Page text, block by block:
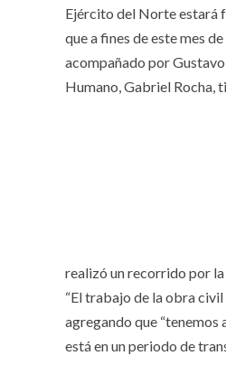
Ejército del Norte estará
que a fines de este mes
acompañado por
Humano, Gabriel Rocha,
realizó un recorrido por
“El trabajo de la obra
agregando que “tenemos
está en un periodo de